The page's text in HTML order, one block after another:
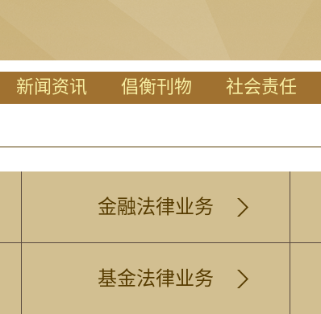
新闻资讯 倡衡刊物 社会责任
金融法律业务
基金法律业务